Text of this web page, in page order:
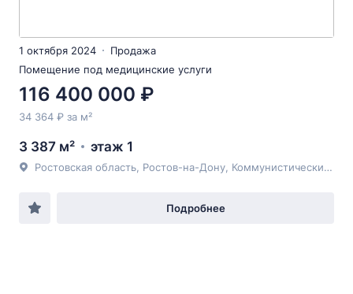
1 октября 2024
Продажа
Помещение под медицинские услуги
116 400 000 ₽
34 364 ₽ за м²
3 387 м² этаж 1
Ростовская область, Ростов-на-Дону, Коммунистический пр-т, 10 стр 1
Подробнее